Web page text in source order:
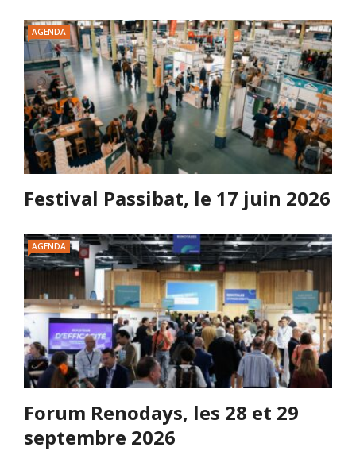
AGENDA
Festival Passibat, le 17 juin 2026
AGENDA
Forum Renodays, les 28 et 29
septembre 2026